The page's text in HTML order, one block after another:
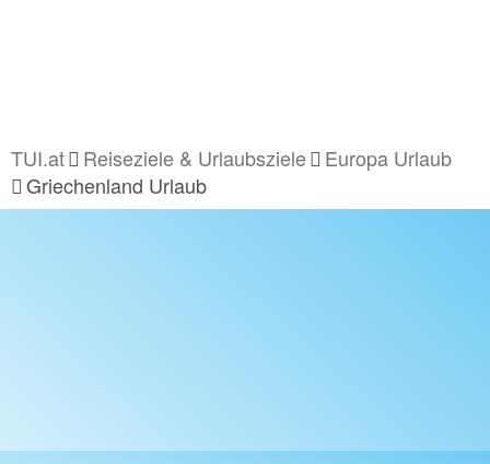
TUI.at Reiseziele & Urlaubsziele
Europa Urlaub
Griechenland Urlaub